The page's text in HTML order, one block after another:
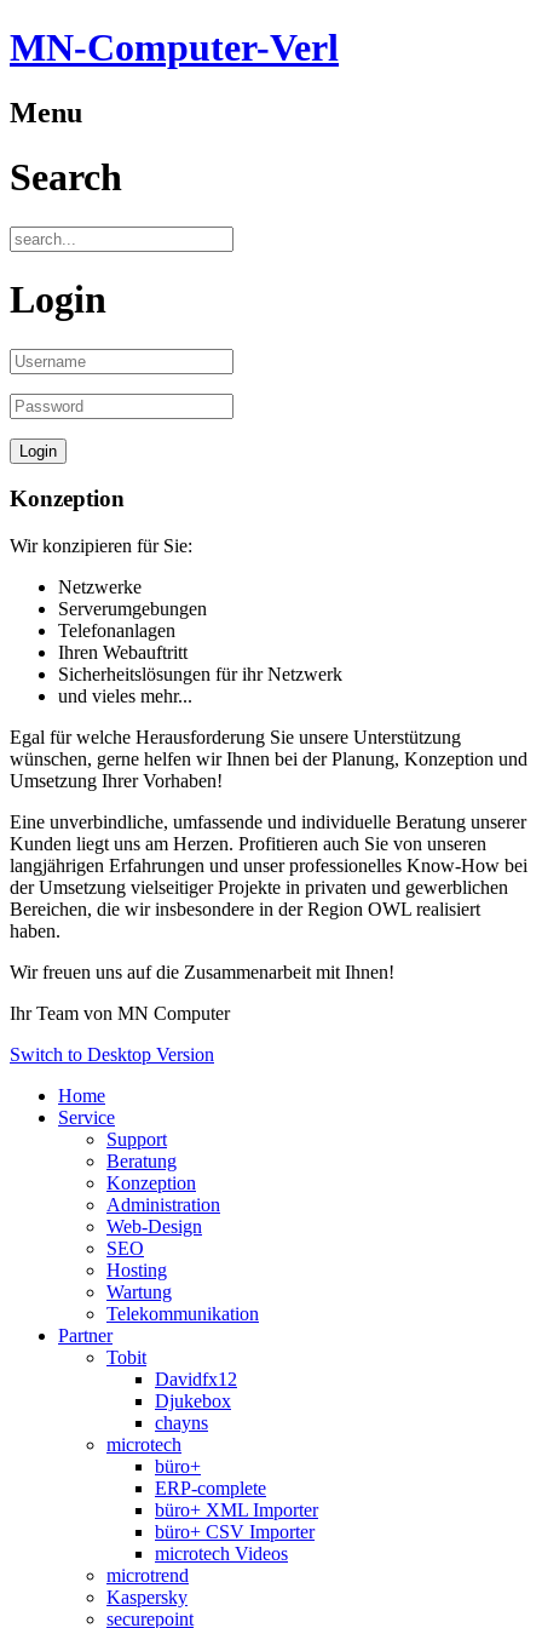
MN-Computer-Verl
Menu
Search
Login
Konzeption
Wir konzipieren für Sie:
Netzwerke
Serverumgebungen
Telefonanlagen
Ihren Webauftritt
Sicherheitslösungen für ihr Netzwerk
und vieles mehr...
Egal für welche Herausforderung Sie unsere Unterstützung
wünschen, gerne helfen wir Ihnen bei der Planung, Konzeption und
Umsetzung Ihrer Vorhaben!
Eine unverbindliche, umfassende und individuelle Beratung unserer
Kunden liegt uns am Herzen. Profitieren auch Sie von unseren
langjährigen Erfahrungen und unser professionelles Know-How bei
der Umsetzung vielseitiger Projekte in privaten und gewerblichen
Bereichen, die wir insbesondere in der Region OWL realisiert
haben.
Wir freuen uns auf die Zusammenarbeit mit Ihnen!
Ihr Team von MN Computer
Switch to Desktop Version
Home
Service
Support
Beratung
Konzeption
Administration
Web-Design
SEO
Hosting
Wartung
Telekommunikation
Partner
Tobit
Davidfx12
Djukebox
chayns
microtech
büro+
ERP-complete
büro+ XML Importer
büro+ CSV Importer
microtech Videos
microtrend
Kaspersky
securepoint